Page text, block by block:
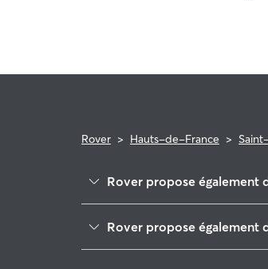
Rover > Hauts-de-France >
Rover propose également
Auchy-lès-Hesdin
Rover propose également